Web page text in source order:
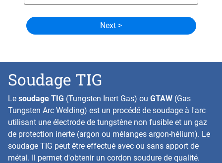
Soudage TIG
Le soudage TIG (Tungsten Inert Gas) ou GTAW (Gas
Tungsten Arc Welding) est un procédé de soudage à l'arc
utilisant une électrode de tungstène non fusible et un gaz
de protection inerte (argon ou mélanges argon-hélium). Le
soudage TIG peut être effectué avec ou sans apport de
métal. Il permet d'obtenir un cordon soudure de qualité.